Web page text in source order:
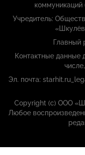
коммуникаций
Учредитель:
Главный
Контактные данные
Эл. почта:
Copyright (с) ООО
Любое